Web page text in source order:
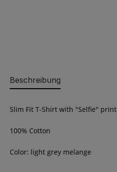
Beschreibung
Slim Fit T-Shirt with "Selfie" print
100% Cotton
Color: light grey melange